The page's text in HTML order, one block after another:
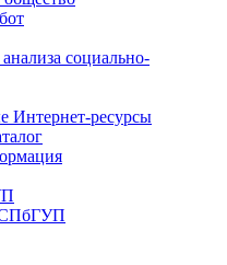
социально-
Интернет-ресурсы
СПбГУП